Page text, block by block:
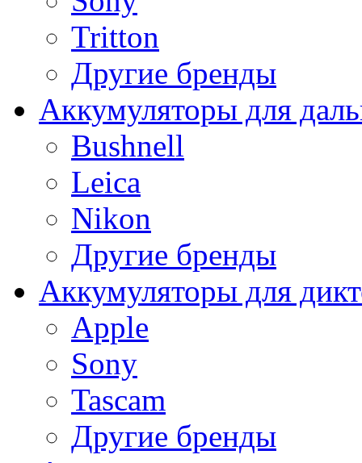
Tritton
Другие бренды
Аккумуляторы для
Bushnell
Leica
Nikon
Другие бренды
Аккумуляторы для
Apple
Sony
Tascam
Другие бренды